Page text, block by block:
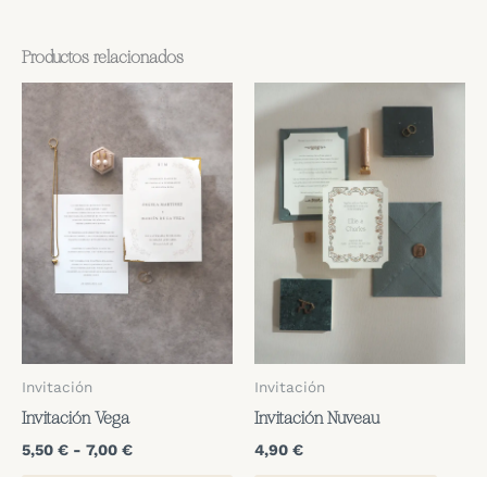
Productos relacionados
Invitación
Invitación Vega
5,50 € - 7,00 €Rango
Invitación
Invitación Nuveau
4,90 €